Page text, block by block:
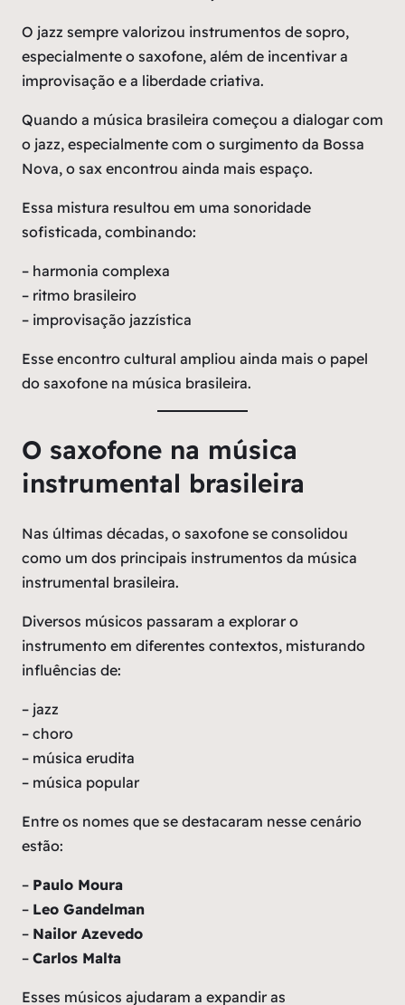
O jazz sempre valorizou instrumentos de sopro,
especialmente o saxofone, além de incentivar a
improvisação e a liberdade criativa.
Quando a música brasileira começou a dialogar com
o jazz, especialmente com o surgimento da Bossa
Nova, o sax encontrou ainda mais espaço.
Essa mistura resultou em uma sonoridade
sofisticada, combinando:
– harmonia complexa
– ritmo brasileiro
– improvisação jazzística
Esse encontro cultural ampliou ainda mais o papel
do saxofone na música brasileira.
O saxofone na música
instrumental brasileira
Nas últimas décadas, o saxofone se consolidou
como um dos principais instrumentos da música
instrumental brasileira.
Diversos músicos passaram a explorar o
instrumento em diferentes contextos, misturando
influências de:
– jazz
– choro
– música erudita
– música popular
Entre os nomes que se destacaram nesse cenário
estão:
– Paulo Moura
– Leo Gandelman
– Nailor Azevedo
– Carlos Malta
Esses músicos ajudaram a expandir as